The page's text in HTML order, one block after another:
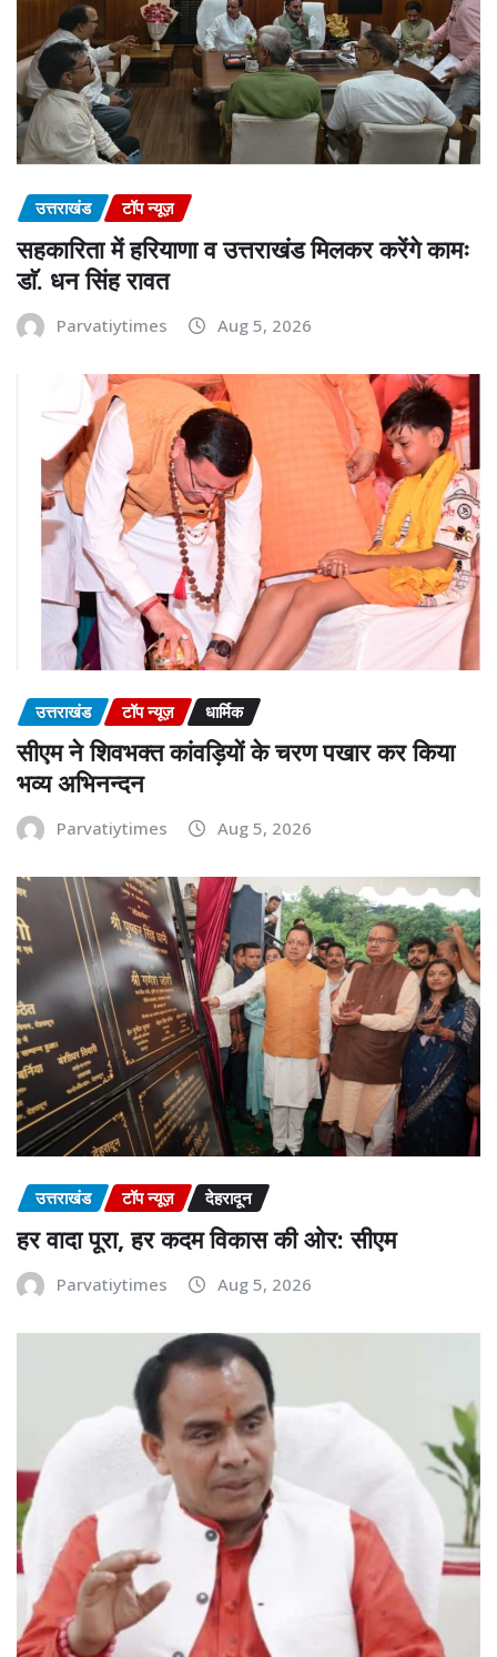
उत्तराखंड टॉप न्यूज़
सहकारिता में हरियाणा व उत्तराखंड मिलकर करेंगे कामः
डाॅ. धन सिंह रावत
Parvatiytimes Aug 5, 2026
उत्तराखंड टॉप न्यूज़ धार्मिक
सीएम ने शिवभक्त कांवड़ियों के चरण पखार कर किया
भव्य अभिनन्दन
Parvatiytimes Aug 5, 2026
उत्तराखंड टॉप न्यूज़ देहरादून
हर वादा पूरा, हर कदम विकास की ओर: सीएम
Parvatiytimes Aug 5, 2026